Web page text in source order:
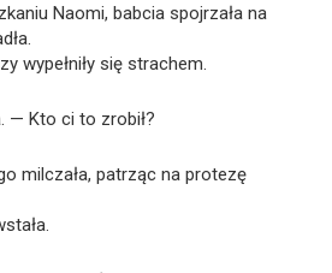
Naomi, babcia spojrzała na
wypełniły się strachem.
— Kto ci to zrobił?
milczała, patrząc na protezę